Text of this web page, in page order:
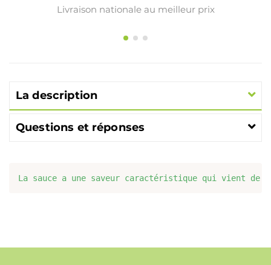
Livraison nationale au meilleur prix
La description
Questions et réponses
La sauce a une saveur caractéristique qui vient